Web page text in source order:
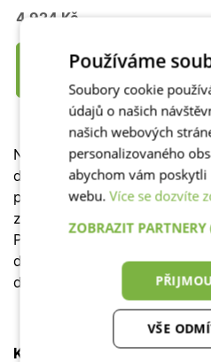
4 924 Kč
Začít
Najdete u nás kvalitní
dveře
s izolačním dvojsklem
perfektně zvukově a tepelně
zajišťuje bezpečnost a
Plastové balkonové dveře
dlouhou životnost.
domov.
Kalkulace ceny
Používáme
Soubory cookie
údajů o našich
našich webových
personalizovaného
abychom vám poskytli
webu.Více se dozvíte
ZOBRAZIT PARTNERY
VŠE